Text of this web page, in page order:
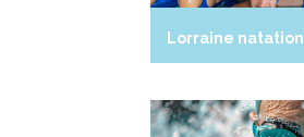
Lorraine natation